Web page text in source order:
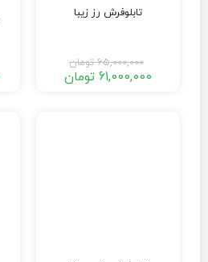
تابلوفرش رز زیبا
65,000,000 تومان
61,000,000 تومان